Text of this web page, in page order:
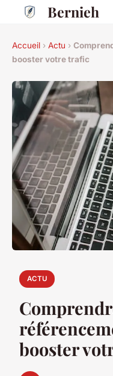
Bernieh
Accueil › Actu ›
booster votre trafic
ACTU
booster